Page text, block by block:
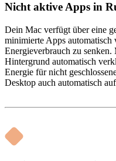
Nicht aktive Apps in
Dein Mac verfügt über eine
minimierte Apps automatisch
Energieverbrauch zu
Hintergrund automatisch
Energie für nicht
Desktop auch automatisch